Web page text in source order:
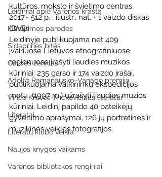
Leidiniai apie Varėnos kraštą
Kilnojamos parodos
Sidabrinės bitės
Garbės ženklas
Adolfo Ramanausko–Vanago premija
Vinco Krėvės-Mickevičiaus literatūr
Literatai
Literatų klubo veikla
Naujos knygos vaikams
Varėnos bibliotekos renginiai
kultūros, mokslo ir švietimo centras,
2017.- 512 p. : iliustr., nat. + 1 vaizdo diskas
(DVD)
Leidinyje publikuojama net 409
įvairiuose Lietuvos etnografiniuose
regionuose įrašyti liaudies muzikos
kūriniai: 235 garso ir 174 vaizdo įrašai.
publikuojama Valkininkų ekspedicijos
metu  (1997 m.) užrašyti liaudies muzios
kūriniai. Leidinį papildo 40 pateikėjų
gyvenimo aprašymai, 126 jų portretinės ir
muzikinės veiklos fotografijos.